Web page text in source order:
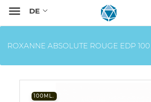

ROXANNE ABSOLUTE ROUGE EDP
100ML.